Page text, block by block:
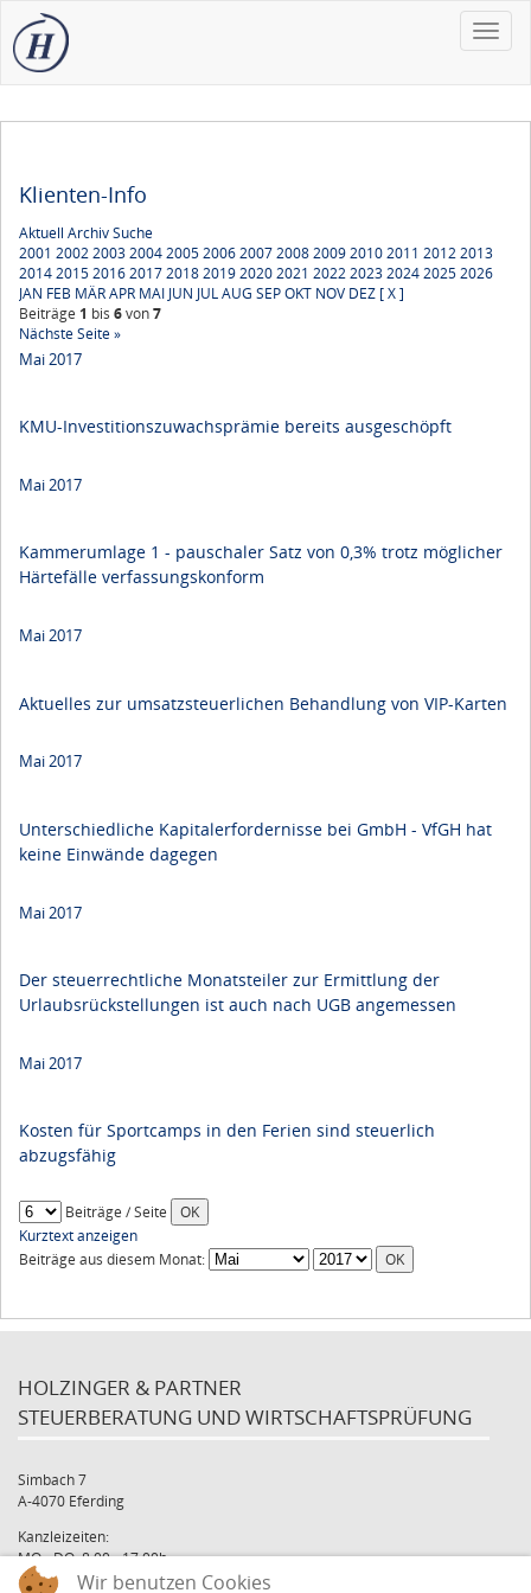
Toggle
Klienten-Info
Aktuell ArchivSuche
2001 2002200320042005200620072008200920102011 20122013
20142015201620172018201920202021 20222023202420252026
JAN FEB MÄRAPR MAI JUN JULAUG SEPOKT NOV DEZ [ X ]
Beiträge 1 bis 6von7
Nächste Seite »
Mai 2017
KMU-Investitionszuwachsprämie bereits ausgeschöpft
Mai 2017
Kammerumlage 1 - pauschaler Satz von 0,3% trotz möglicher
Härtefälle verfassungskonform
Mai 2017
Aktuelles zur umsatzsteuerlichen Behandlung von VIP-Karten
Mai 2017
Unterschiedliche Kapitalerfordernisse bei GmbH - VfGH hat
keine Einwände dagegen
Mai 2017
Der steuerrechtliche Monatsteiler zur Ermittlung der
Urlaubsrückstellungen ist auch nach UGB angemessen
Mai 2017
Kosten für Sportcamps in den Ferien sind steuerlich
abzugsfähig
Beiträge / Seite
Kurztext anzeigen
Beiträge aus diesem Monat:
HOLZINGER & PARTNER
STEUERBERATUNG UND WIRTSCHAFTSPRÜFUNG
Simbach 7
A-4070 Eferding
Kanzleizeiten:
MO - DO: 8:00 - 17:00h
FR: 8:00 - 12:00hWir benutzen Cookies